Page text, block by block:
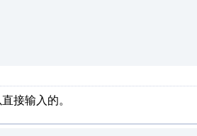
接输入的。